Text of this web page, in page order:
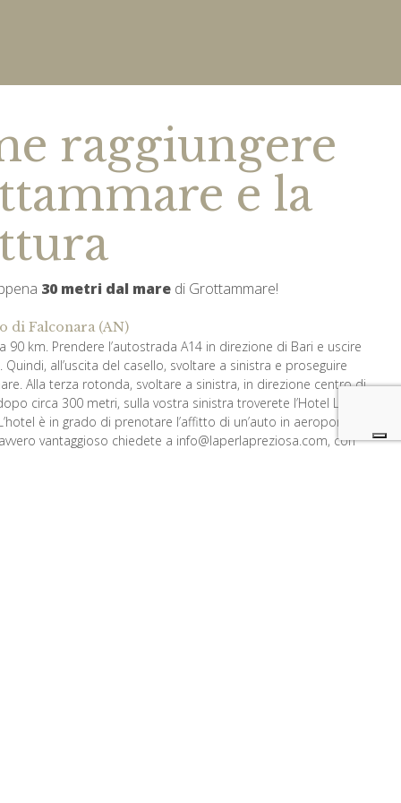
raggiungere
e la
30 metri dal mare di Grottammare!
di Falconara (AN)
90 km. Prendere l’autostrada A14 in direzione di Bari e uscire
all’uscita del casello, svoltare a sinistra e proseguire
Alla terza rotonda, svoltare a sinistra, in direzione centro di
circa 300 metri, sulla vostra sinistra troverete l’Hotel La
è in grado di prenotare l’affitto di un’auto in aeroporto
vantaggioso chiedete a info@laperlapreziosa.com, con